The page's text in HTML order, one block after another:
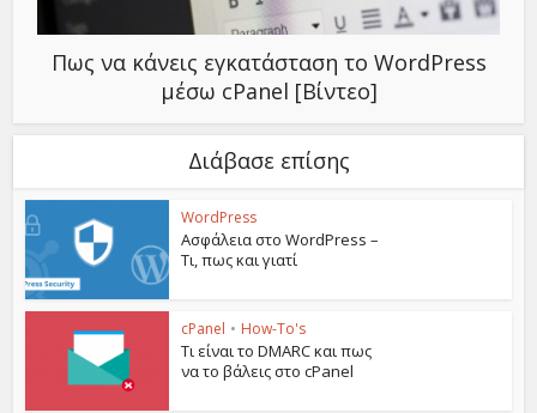
Πως να κάνεις εγκατάσταση το WordPress
μέσω cPanel [Βίντεο]
Διάβασε επίσης
WordPress
Ασφάλεια στο WordPress –
Τι, πως και γιατί
cPanel • How-To's
Τι είναι το DMARC και πως
να το βάλεις στο cPanel